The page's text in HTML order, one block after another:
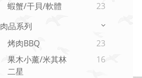
蝦蟹/干貝/軟體
23
肉品系列
烤肉BBQ
23
果木小薰/米其林
二星
16